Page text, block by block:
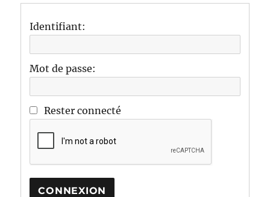
Identifiant:
Mot de passe:
Rester connecté
CONNEXION